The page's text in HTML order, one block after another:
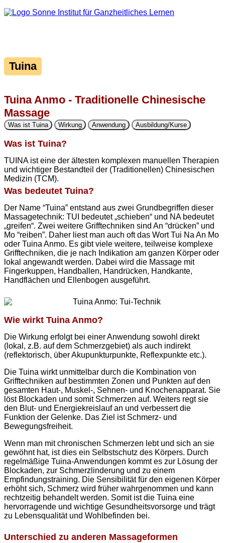
Tuina
Tuina Anmo - Traditionelle Chinesische
Massage
Was ist Tuina Wirkung Anwendung Ausbildung/Kurse
Was ist Tuina?
TUINA ist eine der ältesten komplexen manuellen Therapien
und wichtiger Bestandteil der (Traditionellen) Chinesischen
Medizin (TCM).
Was bedeutet Tuina?
Der Name “Tuina” entstand aus zwei Grundbegriffen dieser
Massagetechnik: TUI bedeutet „schieben“ und NA bedeutet
„greifen“. Zwei weitere Grifftechniken sind An “drücken” und
Mo “reiben”. Daher liest man auch oft das Wort Tui Na An Mo
oder Tuina Anmo. Es gibt viele weitere, teilweise komplexe
Grifftechniken, die je nach Indikation am ganzen Körper oder
lokal angewandt werden. Dabei wird die Massage mit
Fingerkuppen, Handballen, Handrücken, Handkante,
Handflächen und Ellenbogen ausgeführt.
Wie wirkt Tuina Anmo?
Die Wirkung erfolgt bei einer Anwendung sowohl direkt
(lokal, z.B. auf dem Schmerzgebiet) als auch indirekt
(reflektorisch, über Akupunkturpunkte, Reflexpunkte etc.).
Die Tuina wirkt unmittelbar durch die Kombination von
Grifftechniken auf bestimmten Zonen und Punkten auf den
gesamten Haut-, Muskel-, Sehnen- und Knochenapparat. Sie
löst Blockaden und somit Schmerzen auf. Weiters regt sie
den Blut- und Energiekreislauf an und verbessert die
Funktion der Gelenke. Das Ziel ist Schmerz- und
Bewegungsfreiheit.
Wenn man mit chronischen Schmerzen lebt und sich an sie
gewöhnt hat, ist dies ein Selbstschutz des Körpers. Durch
regelmäßige Tuina-Anwendungen kommt es zur Lösung der
Blockaden, zur Schmerzlinderung und zu einem
Empfindungstraining. Die Sensibilität für den eigenen Körper
erhöht sich, Schmerz wird früher wahrgenommen und kann
rechtzeitig behandelt werden. Somit ist die Tuina eine
hervorragende und wichtige Gesundheitsvorsorge und trägt
zu Lebensqualität und Wohlbefinden bei.
Unterschied zu anderen Massageformen